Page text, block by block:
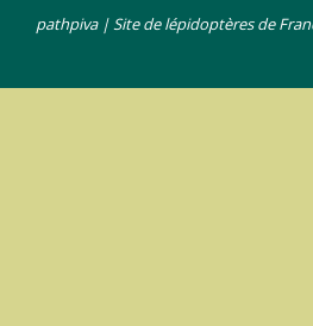
pathpiva | Site de lépidoptères de